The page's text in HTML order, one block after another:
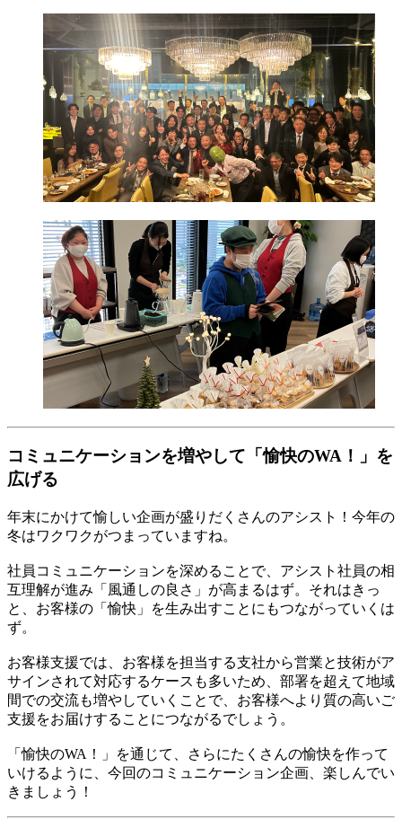
コミュニケーションを増やして「愉快のWA！」を
広げる
年末にかけて愉しい企画が盛りだくさんのアシスト！今年の
冬はワクワクがつまっていますね。
社員コミュニケーションを深めることで、アシスト社員の相
互理解が進み「風通しの良さ」が高まるはず。それはきっ
と、お客様の「愉快」を生み出すことにもつながっていくは
ず。
お客様支援では、お客様を担当する支社から営業と技術がア
サインされて対応するケースも多いため、部署を超えて地域
間での交流も増やしていくことで、お客様へより質の高いご
支援をお届けすることにつながるでしょう。
「愉快のWA！」を通じて、さらにたくさんの愉快を作って
いけるように、今回のコミュニケーション企画、楽しんでい
きましょう！